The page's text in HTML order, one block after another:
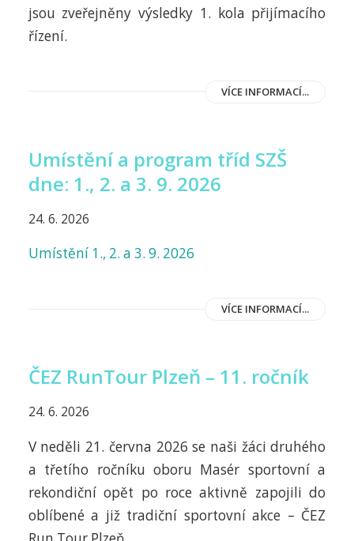
jsou zveřejněny výsledky 1. kola přijímacího
řízení.
VÍCE INFORMACÍ...
Umístění a program tříd SZŠ
dne: 1., 2. a 3. 9. 2026
24. 6. 2026
Umístění 1., 2. a 3. 9. 2026
VÍCE INFORMACÍ...
ČEZ RunTour Plzeň – 11. ročník
24. 6. 2026
V neděli 21. června 2026 se naši žáci druhého
a třetího ročníku oboru Masér sportovní a
rekondiční opět po roce aktivně zapojili do
oblíbené a již tradiční sportovní akce – ČEZ